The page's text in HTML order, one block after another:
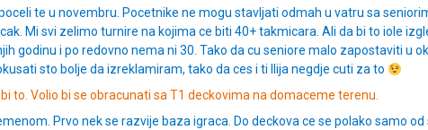
te u novembru. Pocetnike ne mogu stavljati odmah u vatru sa
Mi svi zelimo turnire na kojima ce biti 40+ takmicara. Ali da bi to iole
godinu i po redovno nema ni 30. Tako da cu seniore malo zapostaviti
sto bolje da izreklamiram, tako da ces i ti Ilija negdje cuti za to
to. Volio bi se obracunati sa T1 deckovima na domaceme terenu.
Prvo nek se razvije baza igraca. Do deckova ce se polako samo od